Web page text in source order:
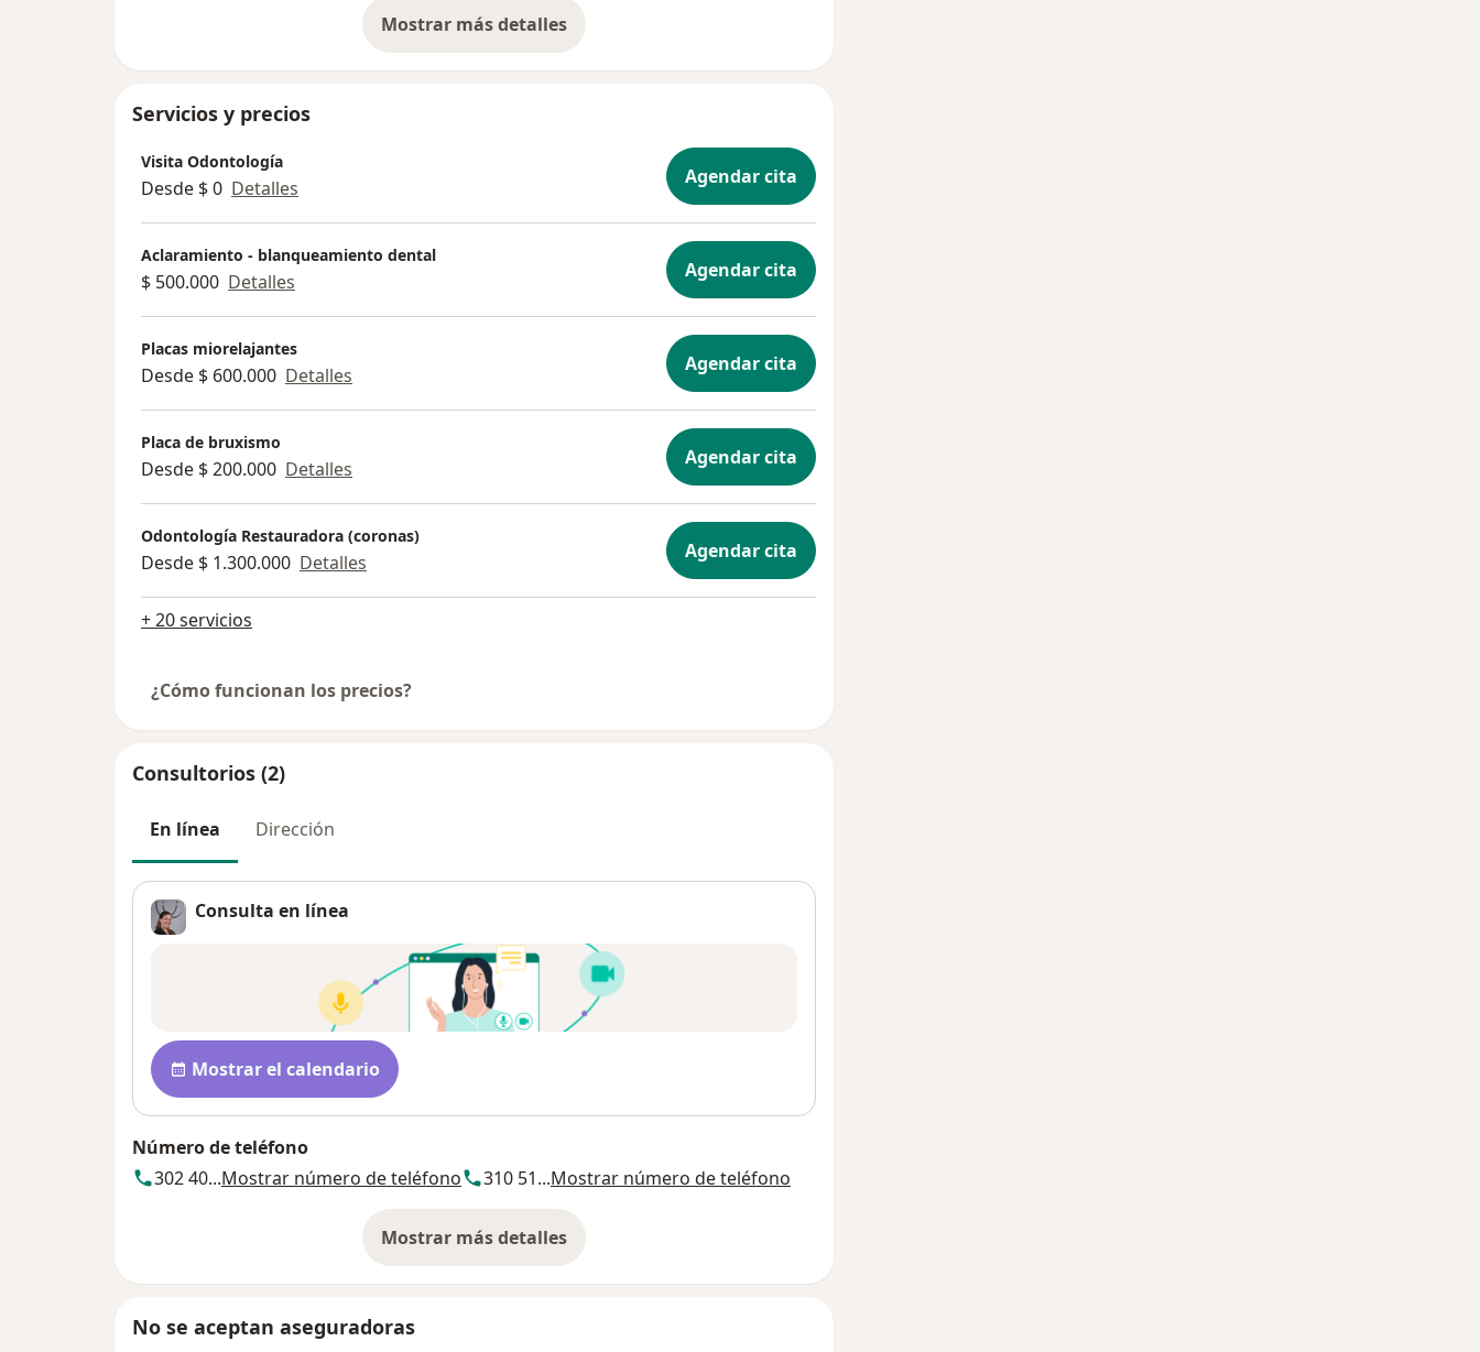
Mostrar más detalles
sobre la experiencia
Servicios y precios
Visita Odontología
Desde $ 0 Detalles Agendar cita
Aclaramiento - blanqueamiento dental
$ 500.000 Detalles Agendar cita
Placas miorelajantes
Desde $ 600.000 Detalles Agendar cita
Placa de bruxismo
Desde $ 200.000 Detalles Agendar cita
Odontología Restauradora (coronas)
Desde $ 1.300.000 Detalles Agendar cita
+ 20 servicios
¿Cómo funcionan los precios?
Consultorios (2)
En línea Dirección
Consulta en línea
Disponibilidad
Mostrar el calendario
Número de teléfono
302 40...Mostrar número de teléfono 310 51...Mostrar número de teléfono
Mostrar más detalles
sobre la dirección
No se aceptan aseguradoras